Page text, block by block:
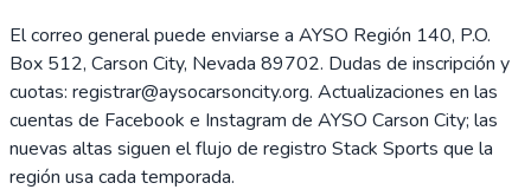
El correo general puede enviarse a AYSO Región 140, P.O.
Box 512, Carson City, Nevada 89702. Dudas de inscripción y
cuotas: registrar@aysocarsoncity.org. Actualizaciones en las
cuentas de Facebook e Instagram de AYSO Carson City; las
nuevas altas siguen el flujo de registro Stack Sports que la
región usa cada temporada.